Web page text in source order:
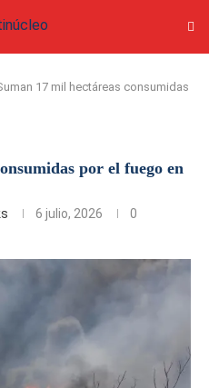
17 mil hectáreas consumidas
por el fuego en
6 julio, 2026
0